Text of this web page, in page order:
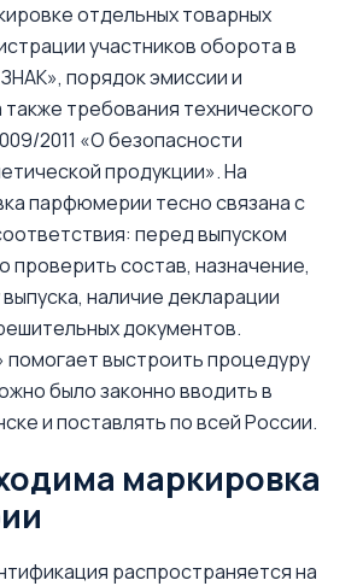
отдельных товарных
участников оборота в
порядок эмиссии и
требования технического
2011 «О безопасности
продукции». На
парфюмерии тесно связана с
перед выпуском
проверить состав, назначение,
наличие декларации
документов.
помогает выстроить процедуру
было законно вводить в
и поставлять по всей России.
маркировка
распространяется на